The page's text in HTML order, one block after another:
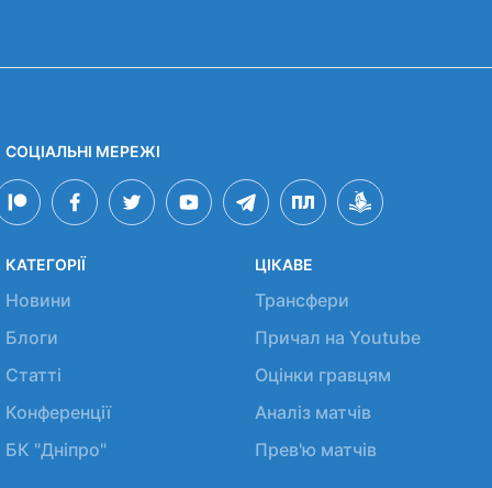
СОЦІАЛЬНІ МЕРЕЖІ
КАТЕГОРІЇ
Новини
Блоги
Статті
Конференції
БК "Дніпро"
ЦІКАВЕ
Трансфери
Причал на Youtube
Оцінки гравцям
Аналіз матчів
Прев'ю матчів